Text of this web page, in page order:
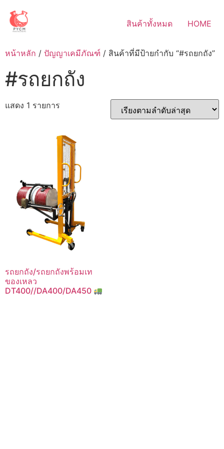
content
สินค้าทั้งหมด HOME
หน้าหลัก / ปัญญาเคมีภัณฑ์ / สินค้าที่มีป้ายกำกับ “#รถยกถัง”
#รถยกถัง
แสดง 1 รายการ
รถยกถัง/รถยกถังพร้อมเท
ของเหลว
DT400//DA400/DA450